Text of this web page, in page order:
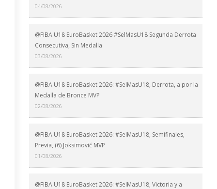
04/08/2026
@FIBA U18 EuroBasket 2026 #SelMasU18 Segunda Derrota
Consecutiva, Sin Medalla
03/08/2026
@FIBA U18 EuroBasket 2026: #SelMasU18, Derrota, a por la
Medalla de Bronce MVP
02/08/2026
@FIBA U18 EuroBasket 2026: #SelMasU18, Semifinales,
Previa, (6) Joksimović MVP
01/08/2026
@FIBA U18 EuroBasket 2026: #SelMasU18, Victoria y a